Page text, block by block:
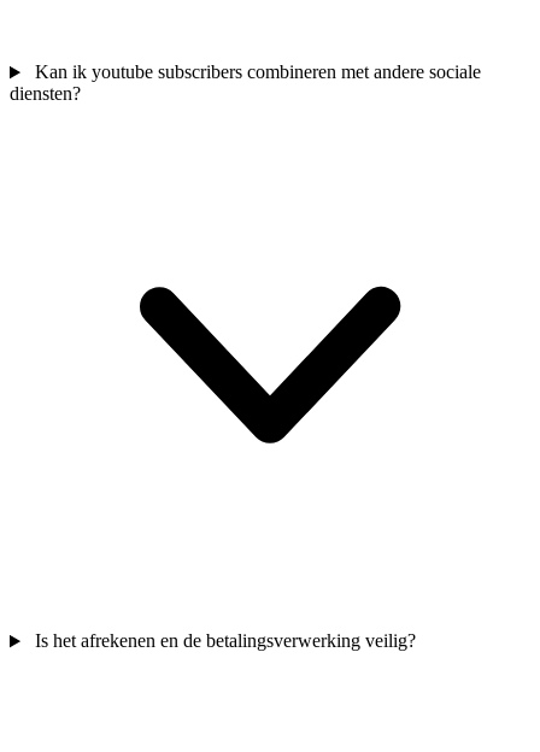
Kan ik youtube subscribers combineren met andere sociale
diensten?
Is het afrekenen en de betalingsverwerking veilig?